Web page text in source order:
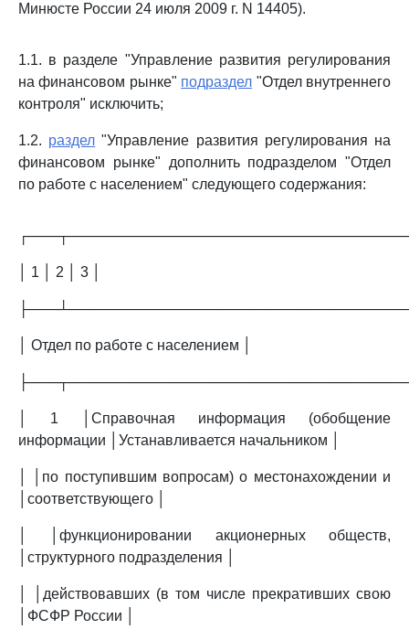
Минюсте России 24 июля 2009 г. N 14405).
1.1. в разделе "Управление развития регулирования
на финансовом рынке" подраздел "Отдел внутреннего
контроля" исключить;
1.2. раздел "Управление развития регулирования на
финансовом рынке" дополнить подразделом "Отдел
по работе с населением" следующего содержания:
│ 1 │ 2 │ 3 │
│ Отдел по работе с населением │
│ 1 │Справочная информация (обобщение
информации │Устанавливается начальником │
│ │по поступившим вопросам) о местонахождении и
│соответствующего │
│ │функционировании акционерных обществ,
│структурного подразделения │
│ │действовавших (в том числе прекративших свою
│ФСФР России │